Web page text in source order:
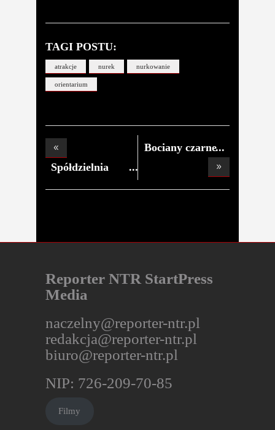
TAGI POSTU:
atrakcje nurek nurkowanie
orientarium
Spółdzielnia
stras
Bociany czarne
Reporter NTR StartPress
Media
naczelny@reporter-ntr.pl
redakcja@reporter-ntr.pl
biuro@reporter-ntr.pl
NIP: 726-209-70-85
Filmy